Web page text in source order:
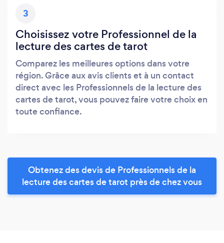
3
Choisissez votre Professionnel de la
lecture des cartes de tarot
Comparez les meilleures options dans votre
région. Grâce aux avis clients et à un contact
direct avec les Professionnels de la lecture des
cartes de tarot, vous pouvez faire votre choix en
toute confiance.
Obtenez des devis de Professionnels de la
lecture des cartes de tarot près de chez vous